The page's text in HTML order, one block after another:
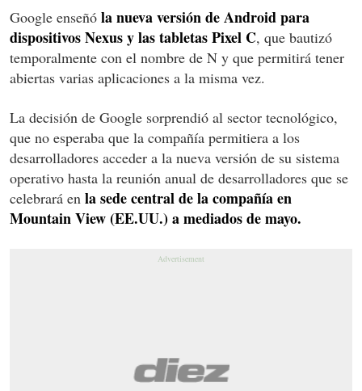
Google enseñó la nueva versión de Android para
dispositivos Nexus y las tabletas Pixel C, que bautizó
temporalmente con el nombre de N y que permitirá tener
abiertas varias aplicaciones a la misma vez.
La decisión de Google sorprendió al sector tecnológico,
que no esperaba que la compañía permitiera a los
desarrolladores acceder a la nueva versión de su sistema
operativo hasta la reunión anual de desarrolladores que se
celebrará en la sede central de la compañía en
Mountain View (EE.UU.) a mediados de mayo.